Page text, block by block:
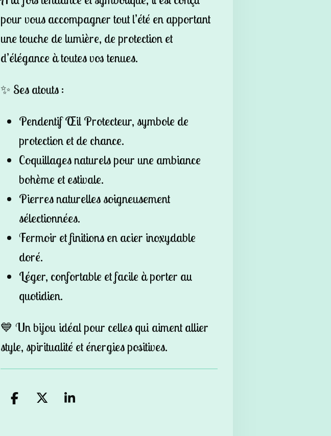
pour vous accompagner tout l’été en apportant
une touche de lumière, de protection et
d’élégance à toutes vos tenues.
✨ Ses atouts :
Pendentif Œil Protecteur, symbole de
protection et de chance.
Coquillages naturels pour une ambiance
bohème et estivale.
Pierres naturelles soigneusement
sélectionnées.
Fermoir et finitions en acier inoxydable
doré.
Léger, confortable et facile à porter au
quotidien.
💙 Un bijou idéal pour celles qui aiment allier
style, spiritualité et énergies positives.
P
P
P